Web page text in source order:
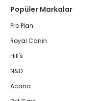
Popüler Markalar
Pro Plan
Royal Canin
Hill's
N&D
Acana